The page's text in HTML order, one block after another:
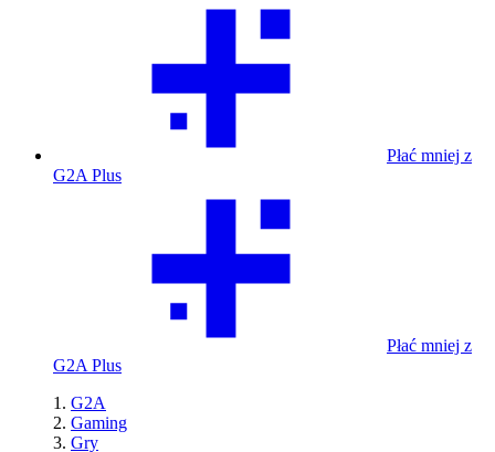
Płać mniej z
G2A Plus
Płać mniej z
G2A Plus
G2A
Gaming
Gry